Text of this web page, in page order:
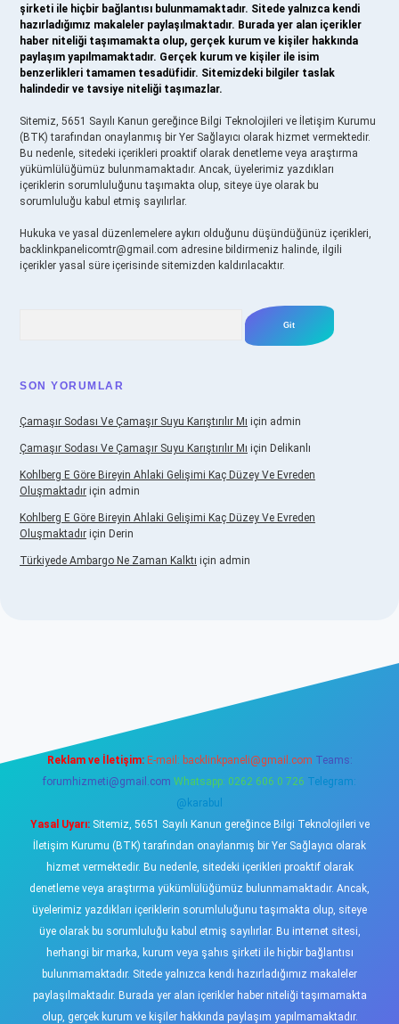
şirketi ile hiçbir bağlantısı bulunmamaktadır. Sitede yalnızca kendi
hazırladığımız makaleler paylaşılmaktadır. Burada yer alan içerikler
haber niteliği taşımamakta olup, gerçek kurum ve kişiler hakkında
paylaşım yapılmamaktadır. Gerçek kurum ve kişiler ile isim
benzerlikleri tamamen tesadüfidir. Sitemizdeki bilgiler taslak
halindedir ve tavsiye niteliği taşımazlar.
Sitemiz, 5651 Sayılı Kanun gereğince Bilgi Teknolojileri ve İletişim Kurumu
(BTK) tarafından onaylanmış bir Yer Sağlayıcı olarak hizmet vermektedir.
Bu nedenle, sitedeki içerikleri proaktif olarak denetleme veya araştırma
yükümlülüğümüz bulunmamaktadır. Ancak, üyelerimiz yazdıkları
içeriklerin sorumluluğunu taşımakta olup, siteye üye olarak bu
sorumluluğu kabul etmiş sayılırlar.
Hukuka ve yasal düzenlemelere aykırı olduğunu düşündüğünüz içerikleri,
backlinkpanelicomtr@gmail.com adresine bildirmeniz halinde, ilgili
içerikler yasal süre içerisinde sitemizden kaldırılacaktır.
SON YORUMLAR
Çamaşır Sodası Ve Çamaşır Suyu Karıştırılır Mı için admin
Çamaşır Sodası Ve Çamaşır Suyu Karıştırılır Mı için Delikanlı
Kohlberg E Göre Bireyin Ahlaki Gelişimi Kaç Düzey Ve Evreden
Oluşmaktadır için admin
Kohlberg E Göre Bireyin Ahlaki Gelişimi Kaç Düzey Ve Evreden
Oluşmaktadır için Derin
Türkiyede Ambargo Ne Zaman Kalktı için admin
Reklam ve İletişim: E-mail: backlinkpaneli@gmail.com Teams:
forumhizmeti@gmail.com Whatsapp: 0262 606 0 726 Telegram:
@karabul
Yasal Uyarı:Sitemiz, 5651 Sayılı Kanun gereğince Bilgi Teknolojileri ve
İletişim Kurumu (BTK) tarafından onaylanmış bir Yer Sağlayıcı olarak
hizmet vermektedir. Bu nedenle, sitedeki içerikleri proaktif olarak
denetleme veya araştırma yükümlülüğümüz bulunmamaktadır. Ancak,
üyelerimiz yazdıkları içeriklerin sorumluluğunu taşımakta olup, siteye
üye olarak bu sorumluluğu kabul etmiş sayılırlar. Bu internet sitesi,
herhangi bir marka, kurum veya şahıs şirketi ile hiçbir bağlantısı
bulunmamaktadır. Sitede yalnızca kendi hazırladığımız makaleler
paylaşılmaktadır. Burada yer alan içerikler haber niteliği taşımamakta
olup, gerçek kurum ve kişiler hakkında paylaşım yapılmamaktadır.